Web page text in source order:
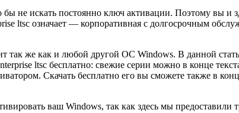
не искать постоянно ключ активации. Поэтому вы и
ltsc означает — корпоративная с долгосрочным
так же как и любой другой ОС Windows. В данной
ltsc бесплатно: свежие серии можно в конце
Скачать бесплатно его вы сможете также в
ваш Windows, так как здесь мы